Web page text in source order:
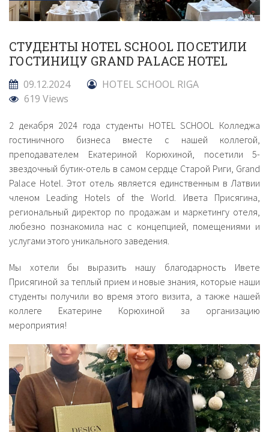
СТУДЕНТЫ HOTEL SCHOOL ПОСЕТИЛИ
ГОСТИНИЦУ GRAND PALACE HOTEL
09.12.2024
HOTEL SCHOOL RIGA
619 Views
2 декабря 2024 года студенты HOTEL SCHOOL Колледжа
гостиничного бизнеса вместе с нашей коллегой,
преподавателем Екатериной Корюхиной, посетили 5-
звездочный бутик-отель в самом сердце Старой Риги, Grand
Palace Hotel. Этот отель является единственным в Латвии
членом Leading Hotels of the World. Ивета Присягина,
региональный директор по продажам и маркетингу отеля,
любезно познакомила нас с концепцией, помещениями и
услугами этого уникального заведения.
Мы хотели бы выразить нашу благодарность Ивете
Присягиной за теплый прием и новые знания, которые наши
студенты получили во время этого визита, а также нашей
коллеге Екатерине Корюхиной за организацию
мероприятия!